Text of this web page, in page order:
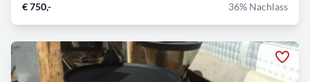
€ 750,- 36% Nachlass